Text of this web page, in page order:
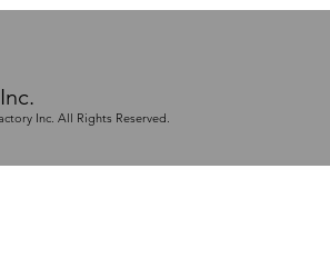
ー・シーより資金調達のお知
Inc. All Rights Reserved.